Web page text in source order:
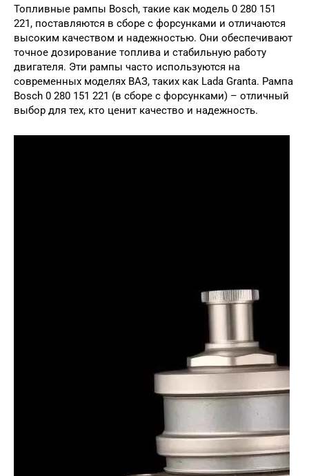
Топливные рампы Bosch, такие как модель 0 280 151
221, поставляются в сборе с форсунками и отличаются
высоким качеством и надежностью. Они обеспечивают
точное дозирование топлива и стабильную работу
двигателя. Эти рампы часто используются на
современных моделях ВАЗ, таких как Lada Granta. Рампа
Bosch 0 280 151 221 (в сборе с форсунками) – отличный
выбор для тех, кто ценит качество и надежность.